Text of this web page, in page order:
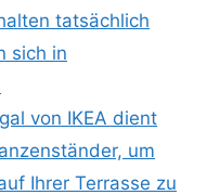
tatsächlich
sich in
von IKEA dient
um
Ihrer Terrasse zu